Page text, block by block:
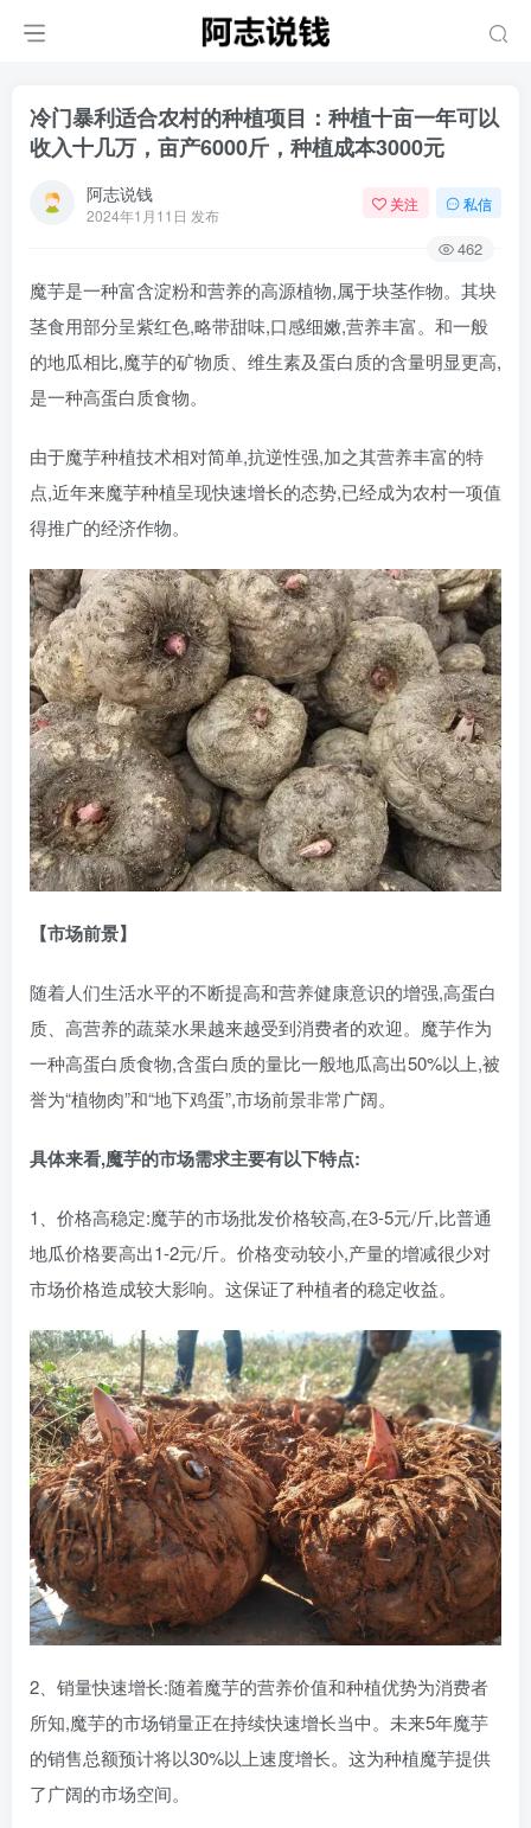
冷门暴利适合农村的种植项目：种植十亩一年可以
收入十几万，亩产6000斤，种植成本3000元
阿志说钱
2024年1月11日 发布
关注 私信
462
魔芋是一种富含淀粉和营养的高源植物,属于块茎作物。其块
茎食用部分呈紫红色,略带甜味,口感细嫩,营养丰富。和一般
的地瓜相比,魔芋的矿物质、维生素及蛋白质的含量明显更高,
是一种高蛋白质食物。
由于魔芋种植技术相对简单,抗逆性强,加之其营养丰富的特
点,近年来魔芋种植呈现快速增长的态势,已经成为农村一项值
得推广的经济作物。
【市场前景】
随着人们生活水平的不断提高和营养健康意识的增强,高蛋白
质、高营养的蔬菜水果越来越受到消费者的欢迎。魔芋作为
一种高蛋白质食物,含蛋白质的量比一般地瓜高出50%以上,被
誉为“植物肉”和“地下鸡蛋”,市场前景非常广阔。
具体来看,魔芋的市场需求主要有以下特点:
1、价格高稳定:魔芋的市场批发价格较高,在3-5元/斤,比普通
地瓜价格要高出1-2元/斤。价格变动较小,产量的增减很少对
市场价格造成较大影响。这保证了种植者的稳定收益。
2、销量快速增长:随着魔芋的营养价值和种植优势为消费者
所知,魔芋的市场销量正在持续快速增长当中。未来5年魔芋
的销售总额预计将以30%以上速度增长。这为种植魔芋提供
了广阔的市场空间。